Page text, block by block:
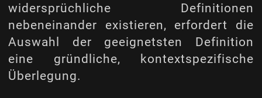
widersprüchliche Definitionen
nebeneinander existieren, erfordert die
Auswahl der geeignetsten Definition
eine gründliche, kontextspezifische
Überlegung.